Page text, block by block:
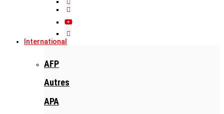
International
AFP
Autres
APA